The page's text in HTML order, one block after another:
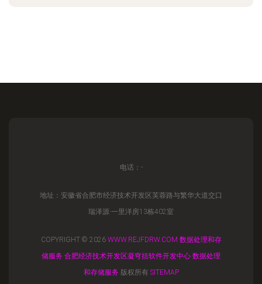
电话：-
地址：安徽省合肥市经济技术开发区芙蓉路与繁华大道交口
瑞泽源·一里洋房13栋402室
COPYRIGHT © 2026 WWW.REJFDRW.COM 数据处理和存
储服务 合肥经济技术开发区凝穹括软件开发中心 数据处理
和存储服务 版权所有 SITEMAP